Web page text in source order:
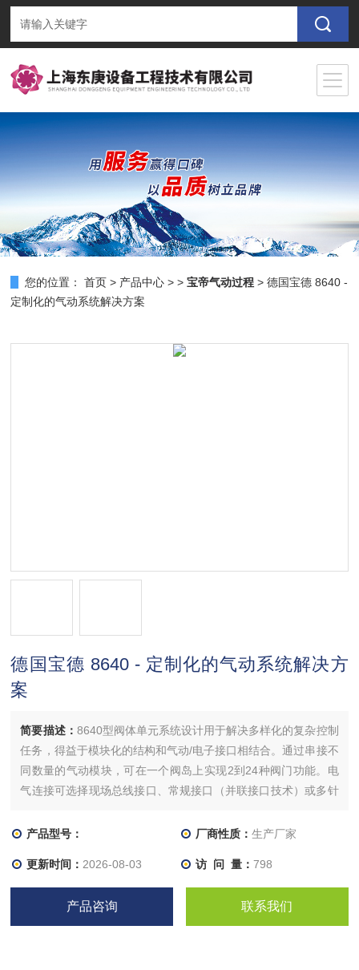
您的位置： 首页 > 产品中心 > >宝帝气动过程 > 德国宝德 8640 -
定制化的气动系统解决方案
德国宝德 8640 - 定制化的气动系统解决方
案
简要描述： 8640型阀体单元系统设计用于解决多样化的复杂控制
任务，得益于模块化的结构和气动/电子接口相结合。通过串接不
同数量的气动模块，可在一个阀岛上实现2到24种阀门功能。电
气连接可选择现场总线接口、常规接口（并联接口技术）或多针
酰胺）制造而成，通过卡扣连接器轻松完成组装。
产品型号： 厂商性质： 生产厂家
更新时间： 2026-08-03 访 问 量： 798
产品咨询 联系我们